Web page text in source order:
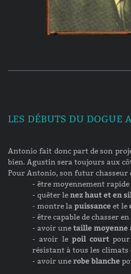
LES DÉBUTS DU DOGUE
Antonio fait donc part de son
bien. Agustin sera toujours aux
Pour Antonio, son futur chasseur
- être moyennement
- quêter lenez haut et en
- montre lapuissance et le
- être capable de chasser
- avoir unetaille moyenne
- avoir le poil courtpour
résistant à tous les climats
- avoir unerobe blanche